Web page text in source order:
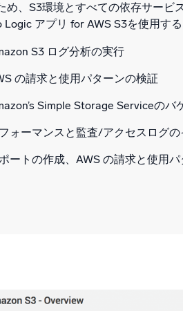
め、S3環境とすべての依存サービ
Logic アプリ for AWS S3を使用す
S3 ログ分析の実行
の請求と使用パターンの検証
Simple Storage Serviceの
ォーマンスと監査/アクセスログ
ートの作成、AWS の請求と使用